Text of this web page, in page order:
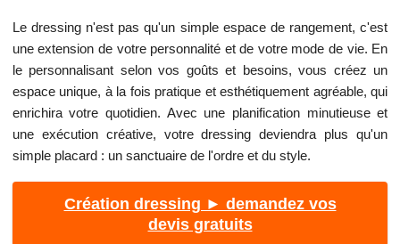
Le dressing n'est pas qu'un simple espace de rangement, c'est
une extension de votre personnalité et de votre mode de vie. En
le personnalisant selon vos goûts et besoins, vous créez un
espace unique, à la fois pratique et esthétiquement agréable, qui
enrichira votre quotidien. Avec une planification minutieuse et
une exécution créative, votre dressing deviendra plus qu'un
simple placard : un sanctuaire de l'ordre et du style.
Création dressing ► demandez vos
devis gratuits